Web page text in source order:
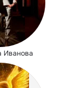
Иванова